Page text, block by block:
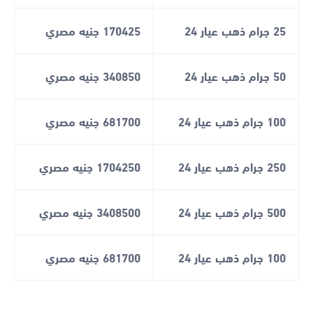
25 جرام ذهب عيار 24 170425 جنيه مصري
50 جرام ذهب عيار 24 340850 جنيه مصري
100 جرام ذهب عيار 24 681700 جنيه مصري
250 جرام ذهب عيار 24 1704250 جنيه مصري
500 جرام ذهب عيار 24 3408500 جنيه مصري
100 جرام ذهب عيار 24 681700 جنيه مصري